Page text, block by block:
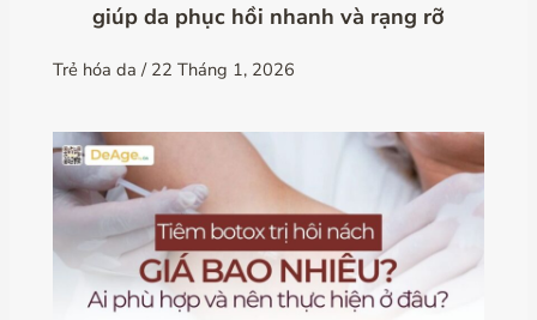
giúp da phục hồi nhanh và rạng rỡ
Trẻ hóa da / 22 Tháng 1, 2026